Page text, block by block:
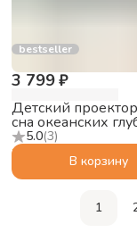
bestseller
5.0(3)
3 799 ₽
Детский
сна океанских
ZAZU Краб Коди
В корзину
1